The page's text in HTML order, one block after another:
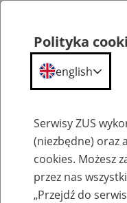
Szkolenia
Polityka
english
Serwisy ZUS
(niezbędne) oraz
cookies. Możesz
przez nas
„Przejdź do